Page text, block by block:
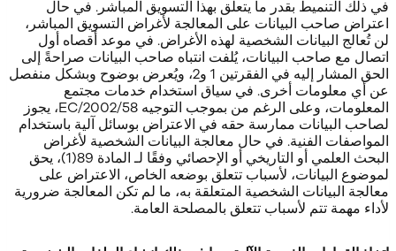
في ذلك التنميط بقدر ما يتعلق بهذا التسويق المباشر. في حال
اعتراض صاحب البيانات على المعالجة لأغراض التسويق المباشر،
لن تُعالج البيانات الشخصية لهذه الأغراض. في موعد أقصاه أول
اتصال مع صاحب البيانات، يُلفت انتباه صاحب البيانات صراحةً إلى
الحق المشار إليه في الفقرتين 1 و2، ويُعرض بوضوح وبشكل منفصل
عن أي معلومات أخرى. في سياق استخدام خدمات مجتمع
المعلومات، وعلى الرغم من
بموجب التوجيه 2002/58/EC، يجوز
لصاحب البيانات ممارسة حقه في الاعتراض بوسائل آلية باستخدام
المواصفات الفنية. في حال معالجة البيانات الشخصية لأغراض
البحث العلمي أو التاريخي أو الإحصائي وفقًا لـ
المادة 89(1)، يحق
لموضوع البيانات، لأسباب تتعلق بوضعه الخاص، الاعتراض على
معالجة البيانات الشخصية المتعلقة به، ما لم تكن المعالجة ضرورية
لأداء مهمة تتم لأسباب تتعلق بالمصلحة العامة.